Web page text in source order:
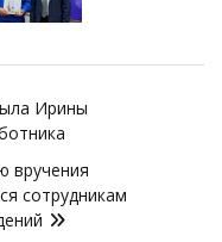
Ирины
вручения
сотрудникам